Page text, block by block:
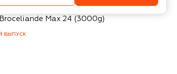
Max 24 (3000g)
ВЫПУСК